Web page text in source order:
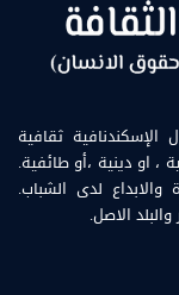
ثقافية
، او دينية ،أو طائفية.
لدى الشباب.
الاصل.